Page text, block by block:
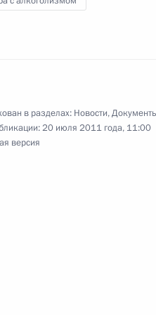
развитию жилищного
в разделах: Новости,
20 июля 2011 года, 11:00
версия